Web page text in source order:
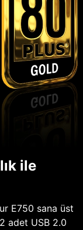
ile
E750 sana üst
adet USB 2.0